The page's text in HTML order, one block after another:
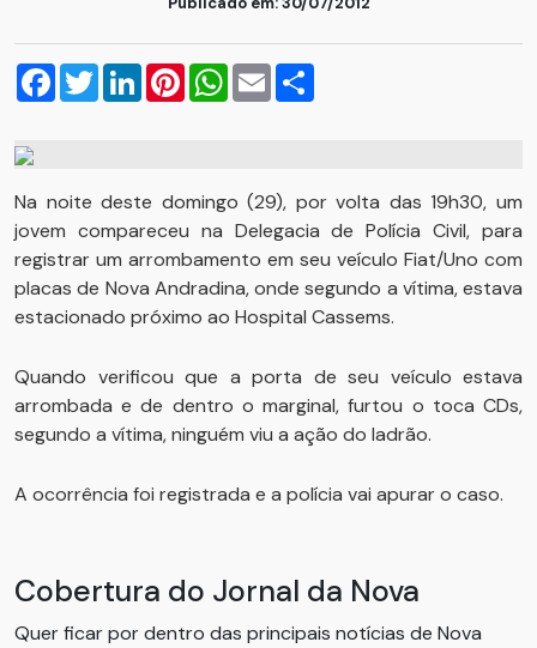
Facebook
TwitterLinkedInPinterestWhatsApp
Email
Na noite deste domingo (29), por volta das 19h30, um
jovem compareceu na Delegacia de Polícia Civil, para
registrar um arrombamento em seu veículo Fiat/Uno com
placas de Nova Andradina, onde segundo a vítima, estava
estacionado próximo ao Hospital Cassems.
Quando verificou que a porta de seu veículo estava
arrombada e de dentro o marginal, furtou o toca CDs,
segundo a vítima, ninguém viu a ação do ladrão.
A ocorrência foi registrada e a polícia vai apurar o caso.
Cobertura do Jornal da Nova
Quer ficar por dentro das principais notícias de Nova